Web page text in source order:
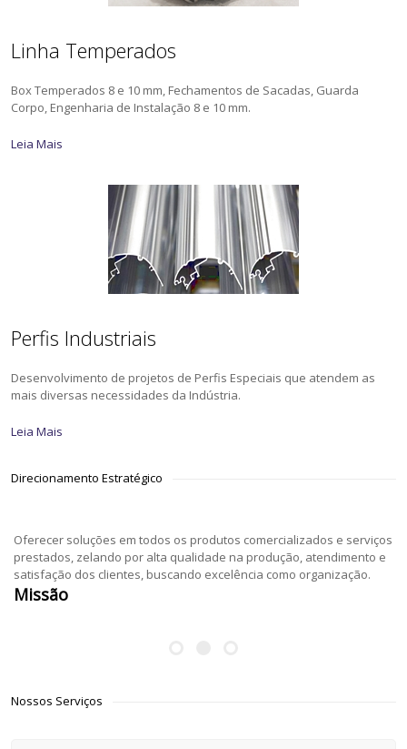
Linha Temperados
Box Temperados 8 e 10 mm, Fechamentos de Sacadas, Guarda
Corpo, Engenharia de Instalação 8 e 10 mm.
Leia Mais
Perfis Industriais
Desenvolvimento de projetos de Perfis Especiais que atendem as
mais diversas necessidades da Indústria.
Leia Mais
Direcionamento Estratégico
Oferecer soluções em todos os produtos comercializados e serviços
prestados, zelando por alta qualidade na produção, atendimento e
satisfação dos clientes, buscando excelência como organização.
Missão
Nossos Serviços